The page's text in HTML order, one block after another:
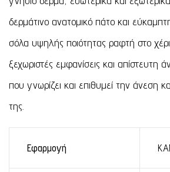
δερμάτινο ανατομικό πάτο και
σόλα υψηλής ποιότητας ραφτή στο
ξεχωριστές εμφανίσεις και απίστευτη
που γνωρίζει και επιθυμεί την άνεση
της.
Εφαρμογή